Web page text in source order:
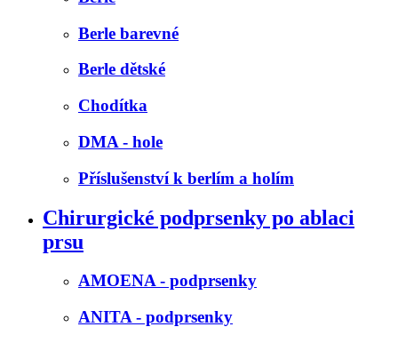
Berle barevné
Berle dětské
Chodítka
DMA - hole
Příslušenství k berlím a holím
Chirurgické podprsenky po ablaci
prsu
AMOENA - podprsenky
ANITA - podprsenky